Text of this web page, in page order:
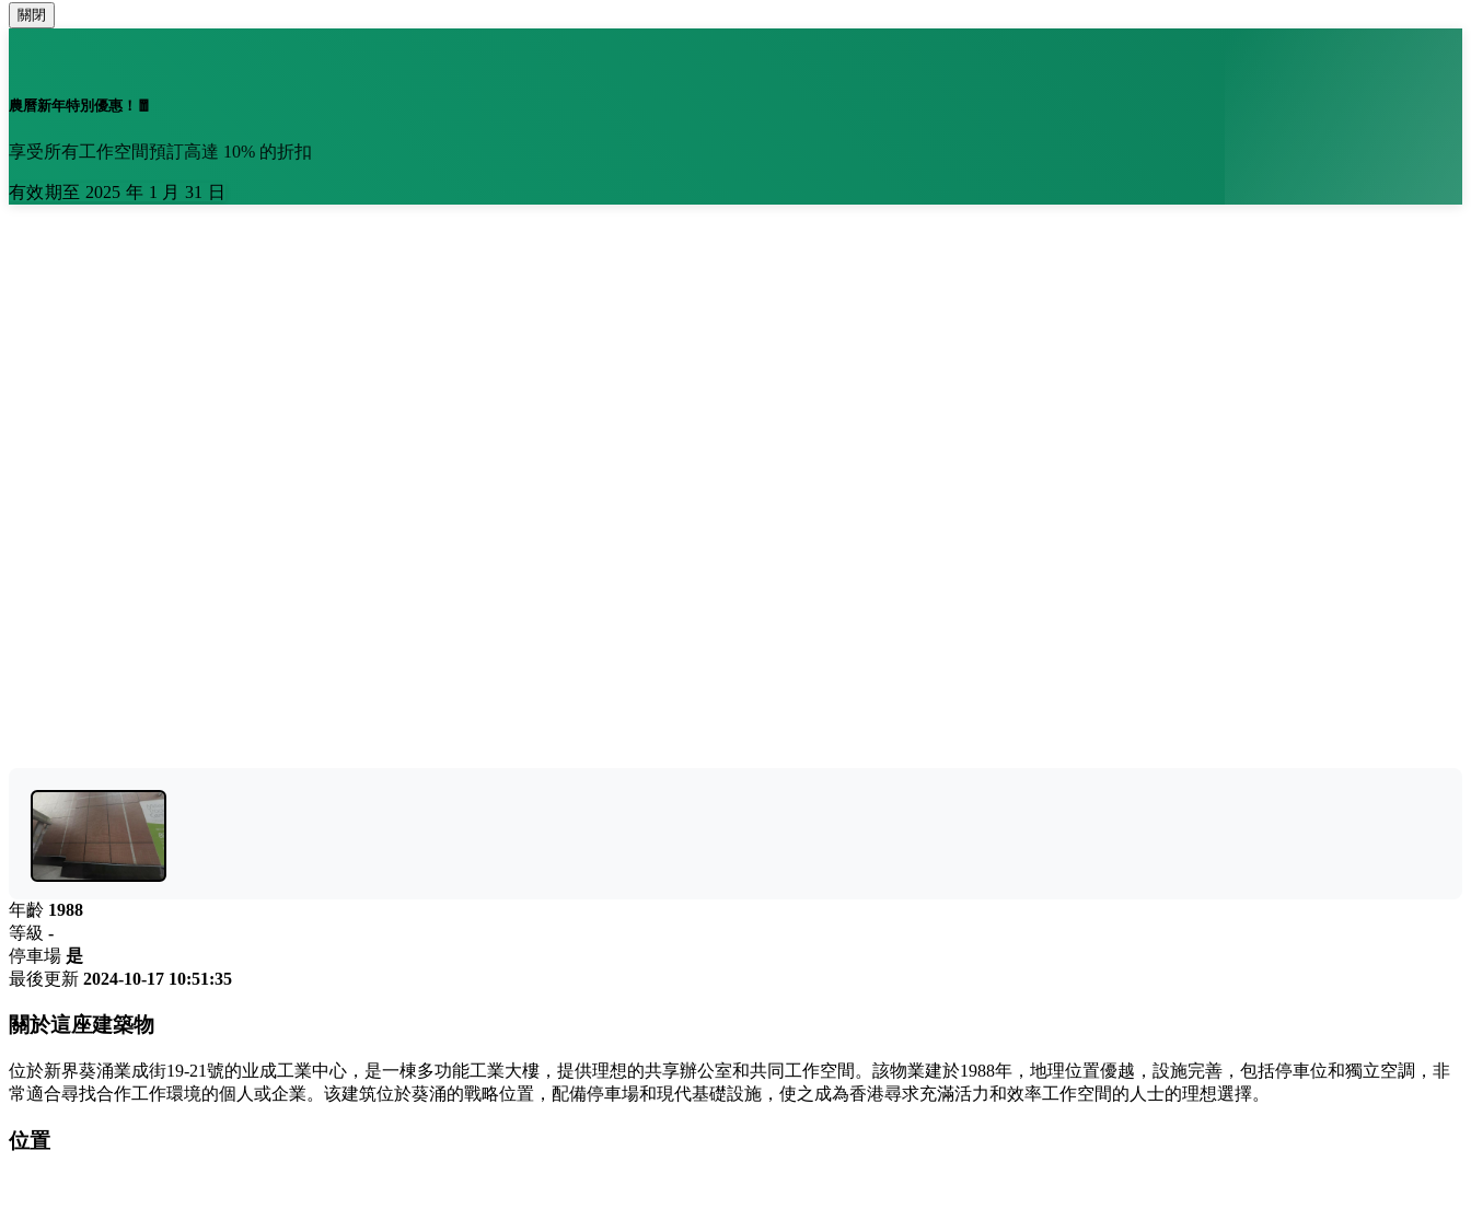
關閉
農曆新年特別優惠！🧧
享受所有工作空間預訂高達 10% 的折扣
有效期至 2025 年 1 月 31 日
年齡 1988
等級 -
停車場 是
最後更新 2024-10-17 10:51:35
關於這座建築物
位於新界葵涌業成街19-21號的业成工業中心，是一棟多功能工業大樓，提供理想的共享辦公室和共同工作空間。該物業建於1988年，地理位置優越，設施完善，包括停車位和獨立空調，非
常適合尋找合作工作環境的個人或企業。该建筑位於葵涌的戰略位置，配備停車場和現代基礎設施，使之成為香港尋求充滿活力和效率工作空間的人士的理想選擇。
位置